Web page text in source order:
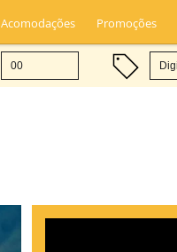
Acomodações Promoções